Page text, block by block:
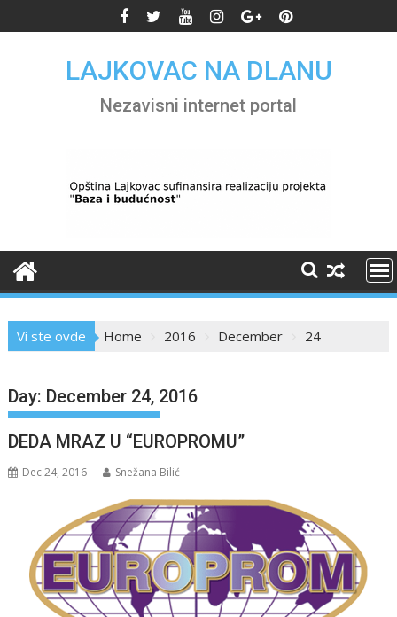
to
LAJKOVAC NA DLANU
Nezavisni internet portal
Vi ste ovde Home 2016 December 24
Day: December 24, 2016
DEDA MRAZ U “EUROPROMU”
Dec 24, 2016 Snežana Bilić